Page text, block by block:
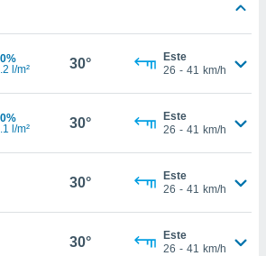
l/m²
30°
Este
26 - 41 km/h
l/m²
30°
Este
26 - 41 km/h
30°
Este
26 - 41 km/h
30°
Este
26 - 41 km/h